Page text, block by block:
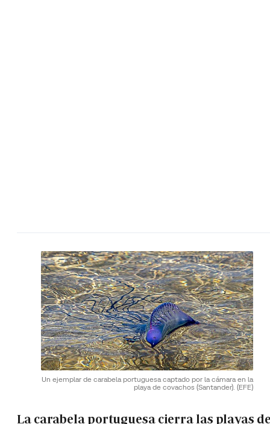
Un ejemplar de carabela portuguesa captado por la cámara en la
playa de covachos (Santander). (EFE)
La carabela portuguesa cierra las playas